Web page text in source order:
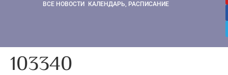
ВСЕ НОВОСТИ КАЛЕНДАРЬ, РАСПИСАНИЕ
103340